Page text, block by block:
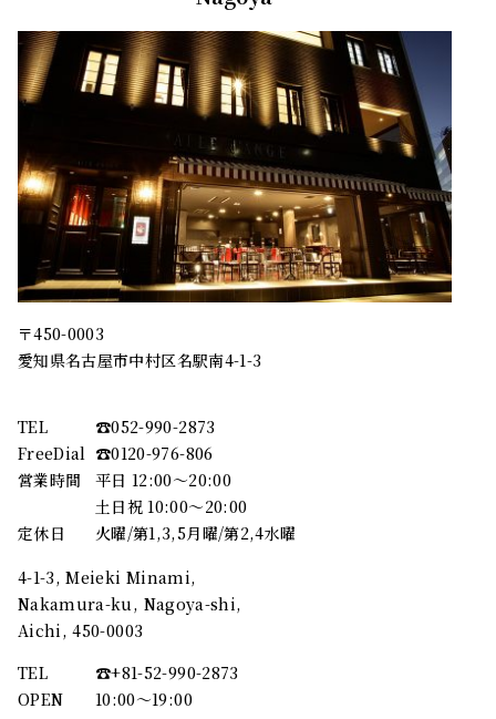
〒450-0003
愛知県名古屋市中村区名駅南4-1-3
TEL
☎︎052-990-2873
FreeDial ☎︎0120-976-806
営業時間
平日 12:00～20:00
土日祝 10:00～20:00
定休日
火曜/第1,3,5月曜/第2,4水曜
4-1-3, Meieki Minami,
Nakamura-ku, Nagoya-shi,
Aichi, 450-0003
TEL
☎︎+81-52-990-2873
OPEN
10:00〜19:00